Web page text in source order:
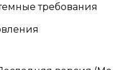
требования